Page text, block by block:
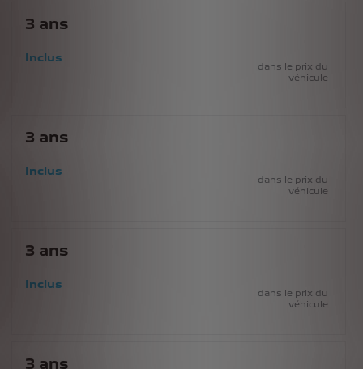
3 ans
Inclus
dans le prix du
véhicule
3 ans
Inclus
dans le prix du
véhicule
3 ans
Inclus
dans le prix du
véhicule
3 ans